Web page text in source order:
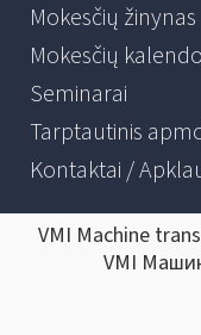
Mokesčių žinynas
Mokesčių
Seminarai
Tarptautinis
Kontaktai /
VMI Machine
VMI